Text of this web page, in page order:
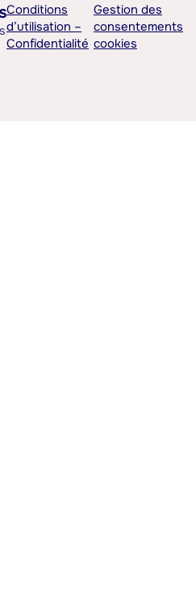
Conditions
d’utilisation –
Confidentialité
Gestion des
consentements
cookies